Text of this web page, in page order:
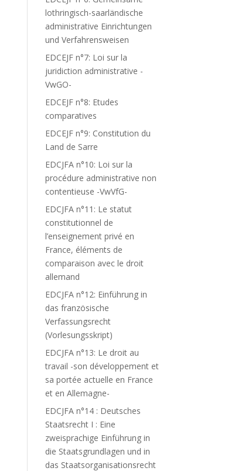
lothringisch-saarländische
administrative Einrichtungen
und Verfahrensweisen
EDCEJF n°7: Loi sur la
juridiction administrative -
VwGO-
EDCEJF n°8: Etudes
comparatives
EDCEJF n°9: Constitution du
Land de Sarre
EDCJFA n°10: Loi sur la
procédure administrative non
contentieuse -VwVfG-
EDCJFA n°11: Le statut
constitutionnel de
l’enseignement privé en
France, éléments de
comparaison avec le droit
allemand
EDCJFA n°12: Einführung in
das französische
Verfassungsrecht
(Vorlesungsskript)
EDCJFA n°13: Le droit au
travail -son développement et
sa portée actuelle en France
et en Allemagne-
EDCJFA n°14 : Deutsches
Staatsrecht I : Eine
zweisprachige Einführung in
die Staatsgrundlagen und in
das Staatsorganisationsrecht